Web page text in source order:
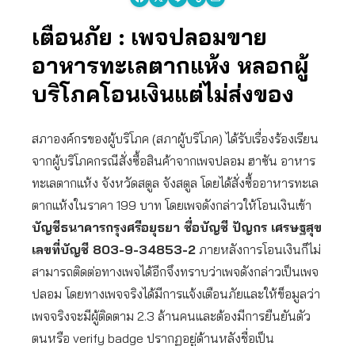
เตือนภัย : เพจปลอมขาย
อาหารทะเลตากแห้ง หลอกผู้
บริโภคโอนเงินแต่ไม่ส่งของ
สภาองค์กรของผู้บริโภค (สภาผู้บริโภค) ได้รับเรื่องร้องเรียน
จากผู้บริโภคกรณีสั่งซื้อสินค้าจากเพจปลอม ฮาซัน อาหาร
ทะเลตากแห้ง จังหวัดสตูล จังสตูล โดยได้สั่งซื้ออาหารทะเล
ตากแห้งในราคา 199 บาท โดยเพจดังกล่าวให้โอนเงินเข้า
บัญชีธนาคารกรุงศรีอยุธยา ชื่อบัญชี ปัญกร เศรษฐสุข
เลขที่บัญชี 803-9-34853-2 ภายหลังการโอนเงินก็ไม่
สามารถติดต่อทางเพจได้อีกจึงทราบว่าเพจดังกล่าวเป็นเพจ
ปลอม โดยทางเพจจริงได้มีการแจ้งเตือนภัยและให้ข็อมูลว่า
เพจจริงจะมีผู้ติดตาม 2.3 ล้านคนและต้องมีการยืนยันตัว
ตนหรือ verify badge ปรากฏอยู่ด้านหลังชื่อเป็น